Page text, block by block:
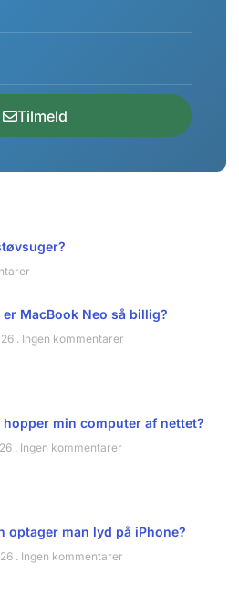
Tilmeld
MacBook Neo så billig?
Ingen kommentarer
hopper min computer af nettet?
Ingen kommentarer
optager man lyd på iPhone?
Ingen kommentarer